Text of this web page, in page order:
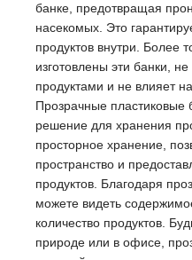
банке, предотвращая
насекомых. Это
продуктов внутри. Более
изготовлены эти банки,
продуктами и не влияет
Прозрачные пластиковые
решение для хранения
просторное хранение,
пространство и
продуктов. Благодаря
можете видеть
количество продуктов.
природе или в офисе,